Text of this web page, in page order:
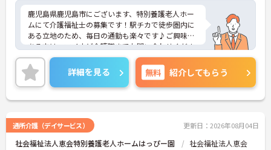
鹿児島県鹿児島市にございます、特別養護老人ホー
ムにて介護福祉士の募集です！駅チカで徒歩圏内に
ある立地のため、毎日の通勤も楽々です♪ご興味の
ある方は、マイナビ介護職までお問い合わせくださ
い。
詳細を見る 無料 紹介してもらう
通所介護（デイサービス） 更新日：2026年08月04日
社会福祉法人恵会特別養護老人ホームはっぴー園 社会福祉法人恵会